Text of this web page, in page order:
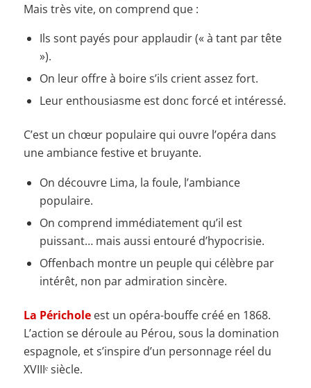
Mais très vite, on comprend que :
Ils sont payés pour applaudir (« à tant par tête
»).
On leur offre à boire s’ils crient assez fort.
Leur enthousiasme est donc forcé et intéressé.
C’est un chœur populaire qui ouvre l’opéra dans
une ambiance festive et bruyante.
On découvre Lima, la foule, l’ambiance
populaire.
On comprend immédiatement qu’il est
puissant… mais aussi entouré d’hypocrisie.
Offenbach montre un peuple qui célèbre par
intérêt, non par admiration sincère.
La Péricholeest un opéra-bouffe créé en 1868.
L’action se déroule au Pérou, sous la domination
espagnole, et s’inspire d’un personnage réel du
XVIIIᵉ siècle.